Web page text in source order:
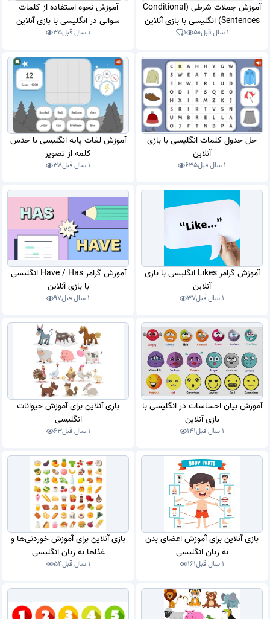
آموزش جملات شرطی (Conditional
Sentences) انگلیسی با بازی آنلاین
1 سال قبل 50
1
آموزش نحوه استفاده از کلمات
سوالی در انگلیسی با بازی آنلاین
1 سال قبل 35
حل جدول کلمات انگلیسی با بازی
آنلاین
1 سال قبل 635
آموزش لغات پایه انگلیسی با حدس
کلمه از تصویر
1 سال قبل 38
آموزش گرامر Likes انگلیسی با بازی
آنلاین
1 سال قبل 37
آموزش گرامر Have / Has انگلیسی
با بازی آنلاین
1 سال قبل 97
آموزش بیان احساسات در انگلیسی با
بازی آنلاین
1 سال قبل 141
بازی آنلاین برای آموزش حیوانات
انگلیسی
1 سال قبل 63
بازی آنلاین برای آموزش اعضای بدن
به زبان انگلیسی
1 سال قبل 161
بازی آنلاین برای آموزش خوردنی‌ها و
غذاها به زبان انگلیسی
1 سال قبل 54